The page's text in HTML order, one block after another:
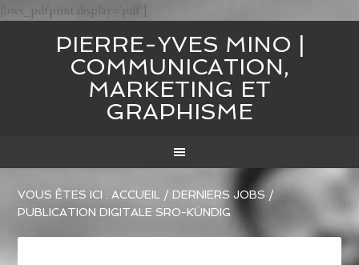
[bws_pdfprint display='pdf']
PIERRE-YVES MINO |
COMMUNICATION,
MARKETING ET
GRAPHISME
VOUS ÊTES ICI :ACCUEIL / DERNIERS JOBS /
PUBLICATION DIGITALE SRO-KÜNDIG